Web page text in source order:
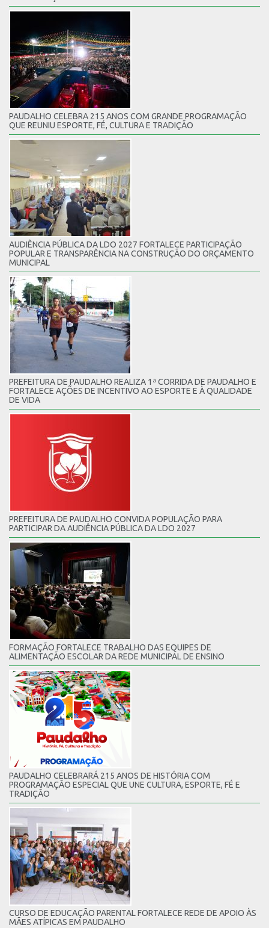
PAUDALHO CELEBRA 215 ANOS COM GRANDE PROGRAMAÇÃO
QUE REUNIU ESPORTE, FÉ, CULTURA E TRADIÇÃO
AUDIÊNCIA PÚBLICA DA LDO 2027 FORTALECE PARTICIPAÇÃO
POPULAR E TRANSPARÊNCIA NA CONSTRUÇÃO DO ORÇAMENTO
MUNICIPAL
PREFEITURA DE PAUDALHO REALIZA 1ª CORRIDA DE PAUDALHO E
FORTALECE AÇÕES DE INCENTIVO AO ESPORTE E À QUALIDADE
DE VIDA
PREFEITURA DE PAUDALHO CONVIDA POPULAÇÃO PARA
PARTICIPAR DA AUDIÊNCIA PÚBLICA DA LDO 2027
FORMAÇÃO FORTALECE TRABALHO DAS EQUIPES DE
ALIMENTAÇÃO ESCOLAR DA REDE MUNICIPAL DE ENSINO
PAUDALHO CELEBRARÁ 215 ANOS DE HISTÓRIA COM
PROGRAMAÇÃO ESPECIAL QUE UNE CULTURA, ESPORTE, FÉ E
TRADIÇÃO
CURSO DE EDUCAÇÃO PARENTAL FORTALECE REDE DE APOIO ÀS
MÃES ATÍPICAS EM PAUDALHO